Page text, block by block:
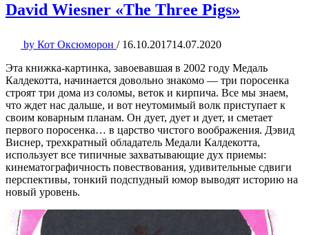
David Wiesner «The Three Pigs»
by Кот Оксюморон / 16.10.201714.07.2020
Эта книжка-картинка, завоевавшая в 2002 году Медаль
Калдекотта, начинается довольно знакомо — три поросенка
строят три дома из соломы, веток и кирпича. Все мы знаем,
что ждет нас дальше, и вот неутомимый волк приступает к
своим коварным планам. Он дует, дует и дует, и сметает
первого поросенка… в царство чистого воображения. Дэвид
Виснер, трехкратный обладатель Медали Калдекотта,
использует все типичные захватывающие дух приемы:
кинематографичность повествования, удивительные сдвиги
перспективы, тонкий подспудный юмор выводят историю на
новый уровень.